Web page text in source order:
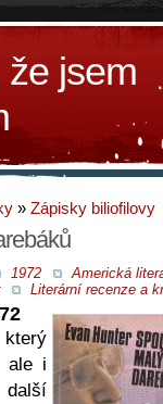
jsem
» Zápisky biliofilovy
1972
Americká
Literární recenze a
který
ale i